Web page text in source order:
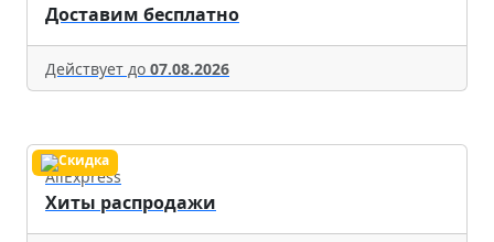
Доставим бесплатно
Действует до 07.08.2026
AliExpress
Хиты распродажи